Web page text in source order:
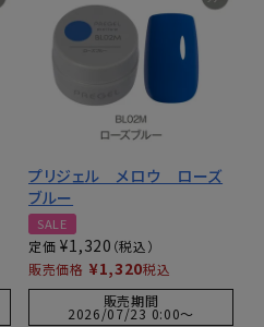
プリジェル メロウ ローズ
ブルー
SALE
定価 ¥1,320
販売価格 ¥1,320税込
販売期間
2026/07/23 0:00〜